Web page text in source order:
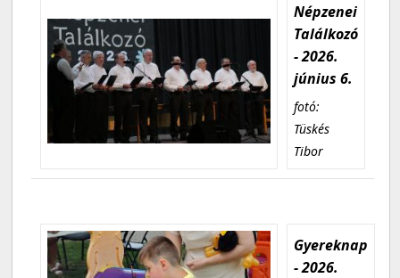
Népzenei
Találkozó
- 2026.
június 6.
fotó:
Tüskés
Tibor
Gyereknap
- 2026.